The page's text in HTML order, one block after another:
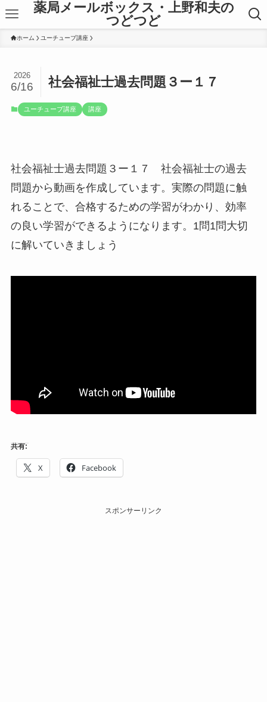
薬局メールボックス・上野和夫の
つどつど
ホーム ユーチューブ講座
社会福祉士過去問題３ー１７
2026
6/16
ユーチューブ講座 講座
社会福祉士過去問題３ー１７ 社会福祉士の過去
問題から動画を作成しています。実際の問題に触
れることで、合格するための学習がわかり、効率
の良い学習ができるようになります。1問1問大切
に解いていきましょう
共有:
X Facebook
スポンサーリンク